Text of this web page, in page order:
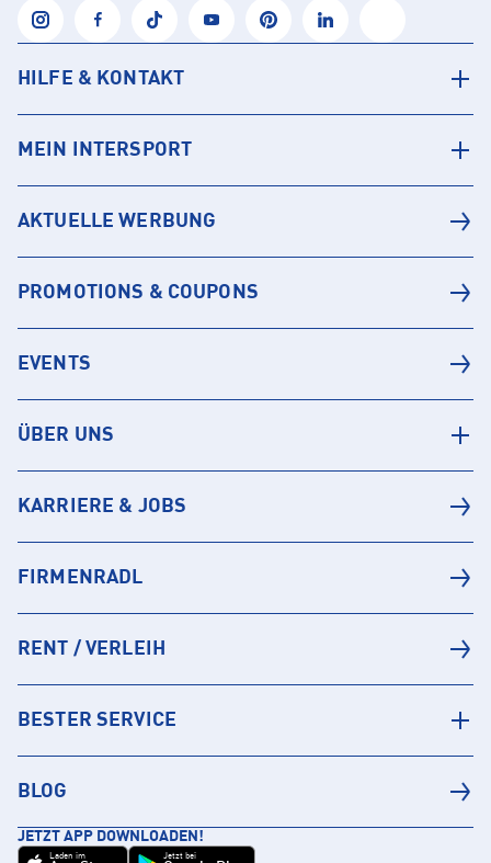
HILFE & KONTAKT
MEIN INTERSPORT
AKTUELLE WERBUNG
PROMOTIONS & COUPONS
EVENTS
ÜBER UNS
KARRIERE & JOBS
FIRMENRADL
RENT / VERLEIH
BESTER SERVICE
BLOG
JETZT APP DOWNLOADEN!
Laden im Jetzt bei